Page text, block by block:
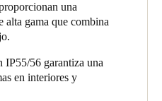
una
alta gama que combina
IP55/56 garantiza una
en interiores y